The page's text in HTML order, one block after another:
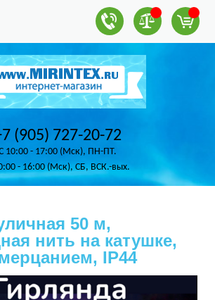
(905) 727-20-72
10:00 - 17:00 (Мск), ПН-ПТ.
- 16:00 (Мск), СБ, ВСК.-вых.
50 м,
нить на катушке,
IP44